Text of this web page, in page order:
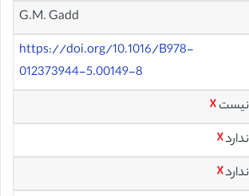
G.M. Gadd
https://doi.org/10.1016/B978-
012373944-5.00149-8
نیست☓
ندارد☓
ندارد☓